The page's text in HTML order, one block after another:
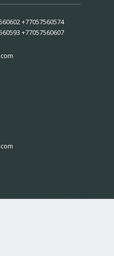
+77057560574
+77057560607